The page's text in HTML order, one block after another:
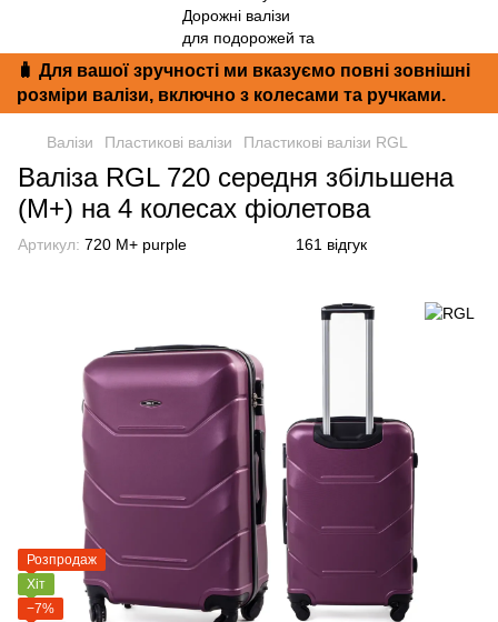
🧳 Для вашої зручності ми вказуємо повні зовнішні
розміри валізи, включно з колесами та ручками.
Валізи Пластикові валізи Пластикові валізи RGL
Валіза RGL 720 середня збільшена
(M+) на 4 колесах фіолетова
Артикул: 720 M+ purple 161 відгук
Розпродаж
Хіт
−7%